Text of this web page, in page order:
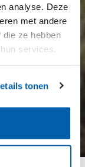
analyse. Deze
met andere
ze hebben
services.
tonen